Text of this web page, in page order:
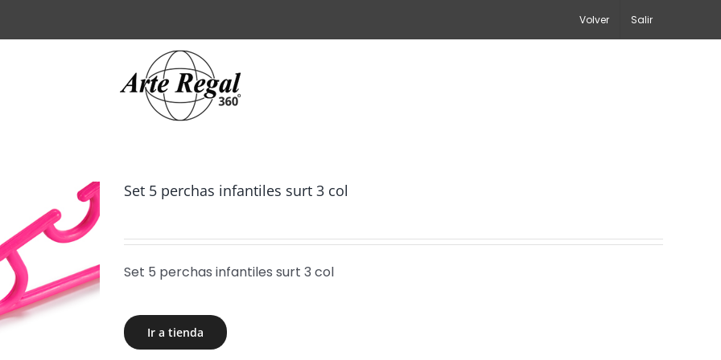
Volver Salir
Set 5 perchas infantiles surt 3 col
Set 5 perchas infantiles surt 3 col
Ir a tienda